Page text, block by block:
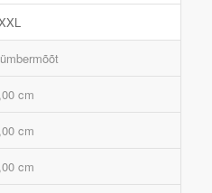
cm
cm
cm